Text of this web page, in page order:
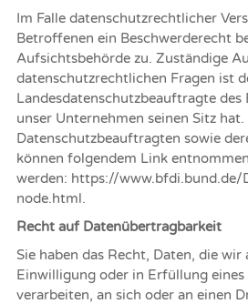
Im Falle datenschutzrechtlicher
Betroffenen ein Beschwerderecht
Aufsichtsbehörde zu. Zuständige
datenschutzrechtlichen Fragen ist
Landesdatenschutzbeauftragte des
unser Unternehmen seinen Sitz
Datenschutzbeauftragten sowie
können folgendem Link entnommen
werden: https://
node.html.
Recht auf Datenübertragbarkeit
Sie haben das Recht, Daten, die
Einwilligung oder in Erfüllung
verarbeiten, an sich oder an einen